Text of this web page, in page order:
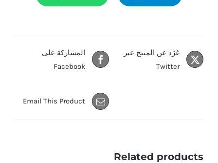
المشاركة على
Facebook
غرّد عن المنتج عبر
Twitter
Email This Product
Related products